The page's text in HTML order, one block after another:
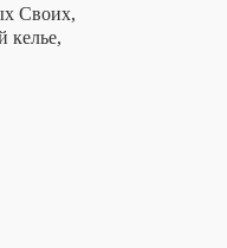
Своих,
келье,